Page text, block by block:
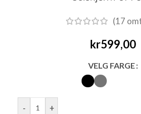
(17
kr599,00
VELG FARGE
- +